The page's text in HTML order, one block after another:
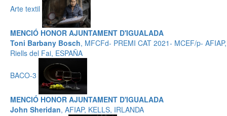
Arte textil
MENCIÓ HONOR AJUNTAMENT D'IGUALADA
Toni Barbany Bosch, MFCFd- PREMI CAT 2021- MCEF/p- AFIAP,
Riells del Fai, ESPAÑA
BACO-3
MENCIÓ HONOR AJUNTAMENT D'IGUALADA
John Sheridan, AFIAP, KELLS, IRLANDA